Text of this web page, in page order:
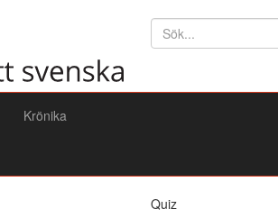
Söktext
Krönika
Quiz